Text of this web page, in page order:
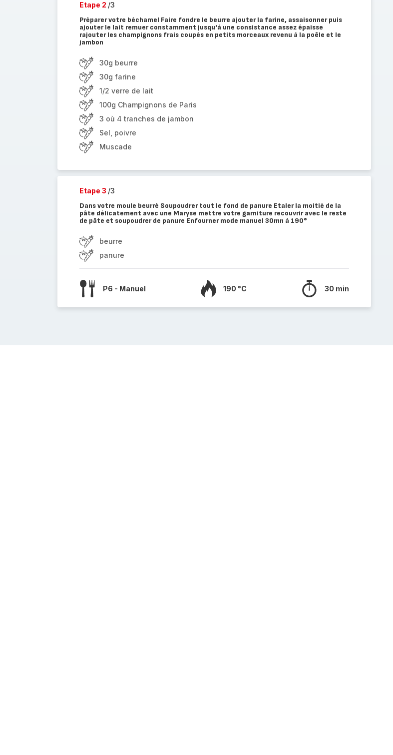
Etape 2 /3
Préparer votre béchamel Faire fondre le beurre ajouter la farine, assaisonner puis
ajouter le lait remuer constamment jusqu'à une consistance assez épaisse
rajouter les champignons frais coupés en petits morceaux revenu à la poêle et le
jambon
30g beurre
30g farine
1/2 verre de lait
100g Champignons de Paris
3 où 4 tranches de jambon
Sel, poivre
Muscade
Etape 3 /3
Dans votre moule beurré Soupoudrer tout le fond de panure Etaler la moitié de la
pâte délicatement avec une Maryse mettre votre garniture recouvrir avec le reste
de pâte et soupoudrer de panure Enfourner mode manuel 30mn à 190°
beurre
panure
P6 - Manuel 190 °C 30 min